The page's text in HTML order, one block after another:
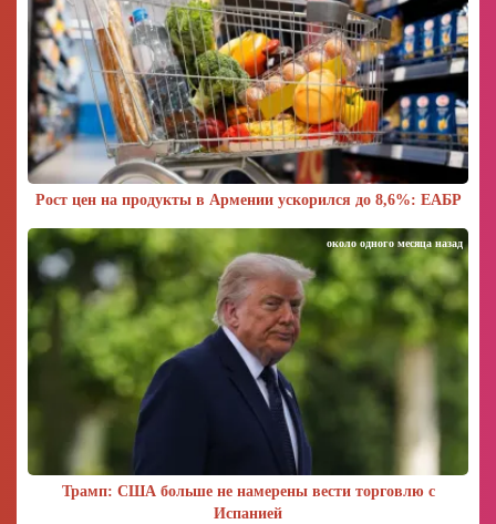
Рост цен на продукты в Армении ускорился до 8,6%: ЕАБР
Трамп: США больше не намерены вести торговлю с
Испанией
около одного месяца назад